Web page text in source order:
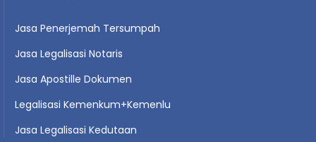
Jasa Penerjemah Tersumpah
Jasa Legalisasi Notaris
Jasa Apostille Dokumen
Legalisasi Kemenkum+Kemenlu
Jasa Legalisasi Kedutaan